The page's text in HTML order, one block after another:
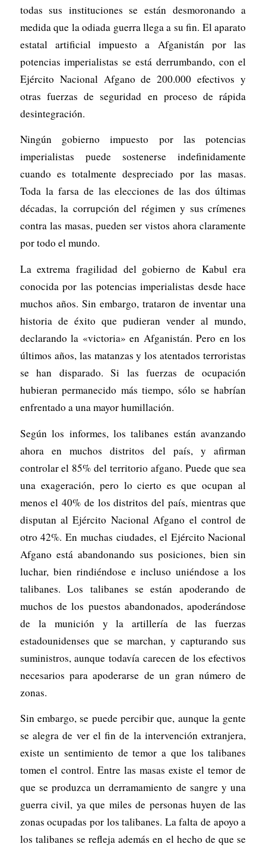
todas sus instituciones se están desmoronando a
medida que la odiada guerra llega a su fin. El aparato
estatal artificial impuesto a Afganistán por las
potencias imperialistas se está derrumbando, con el
Ejército Nacional Afgano de 200.000 efectivos y
otras fuerzas de seguridad en proceso de rápida
desintegración.
Ningún gobierno impuesto por las potencias
imperialistas puede sostenerse indefinidamente
cuando es totalmente despreciado por las masas.
Toda la farsa de las elecciones de las dos últimas
décadas, la corrupción del régimen y sus crímenes
contra las masas, pueden ser vistos ahora claramente
por todo el mundo.
La extrema fragilidad del gobierno de Kabul era
conocida por las potencias imperialistas desde hace
muchos años. Sin embargo, trataron de inventar una
historia de éxito que pudieran vender al mundo,
declarando la «victoria» en Afganistán. Pero en los
últimos años, las matanzas y los atentados terroristas
se han disparado. Si las fuerzas de ocupación
hubieran permanecido más tiempo, sólo se habrían
enfrentado a una mayor humillación.
Según los informes, los talibanes están avanzando
ahora en muchos distritos del país, y afirman
controlar el 85% del territorio afgano. Puede que sea
una exageración, pero lo cierto es que ocupan al
menos el 40% de los distritos del país, mientras que
disputan al Ejército Nacional Afgano el control de
otro 42%. En muchas ciudades, el Ejército Nacional
Afgano está abandonando sus posiciones, bien sin
luchar, bien rindiéndose e incluso uniéndose a los
talibanes. Los talibanes se están apoderando de
muchos de los puestos abandonados, apoderándose
de la munición y la artillería de las fuerzas
estadounidenses que se marchan, y capturando sus
suministros, aunque todavía carecen de los efectivos
necesarios para apoderarse de un gran número de
zonas.
Sin embargo, se puede percibir que, aunque la gente
se alegra de ver el fin de la intervención extranjera,
existe un sentimiento de temor a que los talibanes
tomen el control. Entre las masas existe el temor de
que se produzca un derramamiento de sangre y una
guerra civil, ya que miles de personas huyen de las
zonas ocupadas por los talibanes. La falta de apoyo a
los talibanes se refleja además en el hecho de que se